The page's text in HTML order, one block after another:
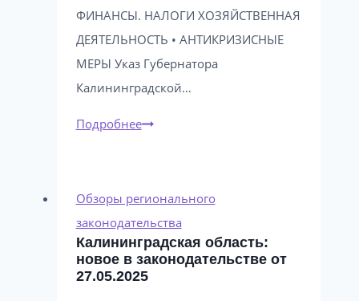
ФИНАНСЫ. НАЛОГИ ХОЗЯЙСТВЕННАЯ
ДЕЯТЕЛЬНОСТЬ • АНТИКРИЗИСНЫЕ
МЕРЫ Указ Губернатора
Калининградской…
ПодробнееКалининградская
в
законодательстве
от
13.08.2024
Обзоры регионального
законодательства
Калининградская область:
новое в законодательстве от
27.05.2025